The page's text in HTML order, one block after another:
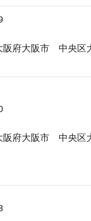
府大阪市 中央区
府大阪市 中央区